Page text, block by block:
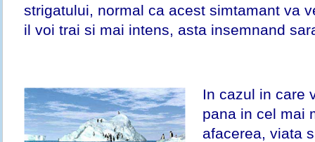
strigatului, normal ca acest simtamant va
il voi trai si mai intens, asta insemnand
In cazul in care
pana in cel mai
afacerea, viata